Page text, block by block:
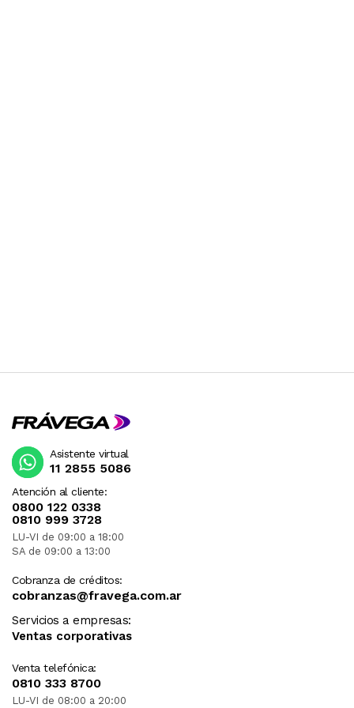
Atención al cliente:
0800 122 0338
0810 999 3728
LU-VI de 09:00 a 18:00
SA de 09:00 a 13:00
Cobranza de créditos:
cobranzas@fravega.com.ar
Servicios a empresas:
Ventas corporativas
Venta telefónica:
0810 333 8700
LU-VI de 08:00 a 20:00
Asistente virtual
11 2855 5086